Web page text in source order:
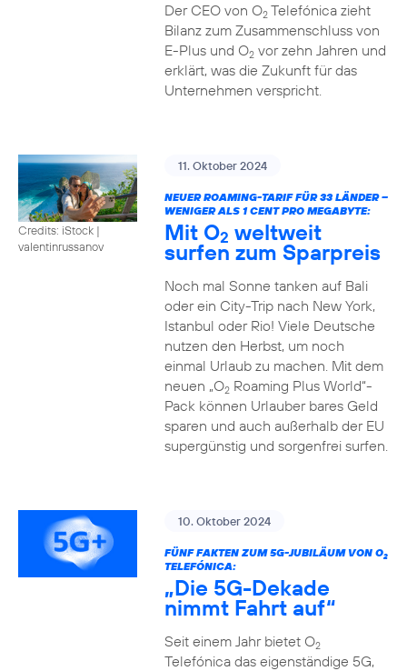
Der CEO von O2Telefónica zieht
Bilanz zum Zusammenschluss von
E-Plus und O2vor zehn Jahren und
erklärt, was die Zukunft für das
Unternehmen verspricht.
Credits: iStock |
valentinrussanov
11. Oktober 2024
NEUER ROAMING-TARIF FÜR 33 LÄNDER –
WENIGER ALS 1 CENT PRO MEGABYTE:
Mit O2 weltweit
surfen zum Sparpreis
Noch mal Sonne tanken auf Bali
oder ein City-Trip nach New York,
Istanbul oder Rio! Viele Deutsche
nutzen den Herbst, um noch
einmal Urlaub zu machen. Mit dem
neuen „O2Roaming Plus World“-
Pack können Urlauber bares Geld
sparen und auch außerhalb der EU
supergünstig und sorgenfrei surfen.
10. Oktober 2024
FÜNF FAKTEN ZUM 5G-JUBILÄUM VON O2
TELEFÓNICA:
„Die 5G-Dekade
nimmt Fahrt auf“
Seit einem Jahr bietet O2
Telefónica das eigenständige 5G,